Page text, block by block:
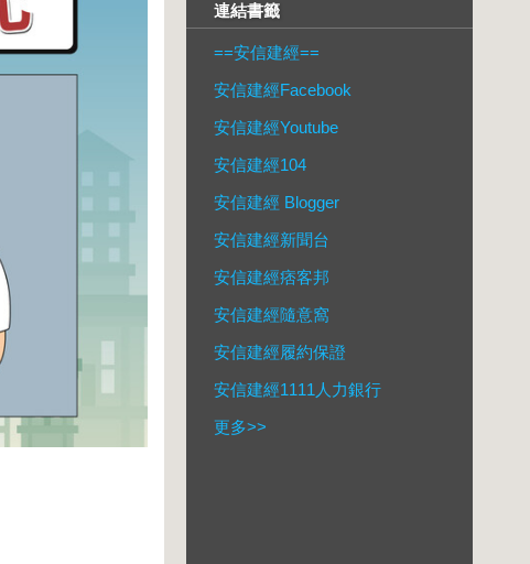
連結書籤
==安信建經==
安信建經Facebook
安信建經Youtube
安信建經104
安信建經 Blogger
安信建經新聞台
安信建經痞客邦
安信建經隨意窩
安信建經履約保證
安信建經1111人力銀行
更多>>